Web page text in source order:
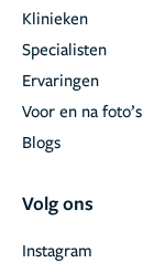
Klinieken
Specialisten
Ervaringen
Voor en na foto’s
Blogs
Volg ons
Instagram